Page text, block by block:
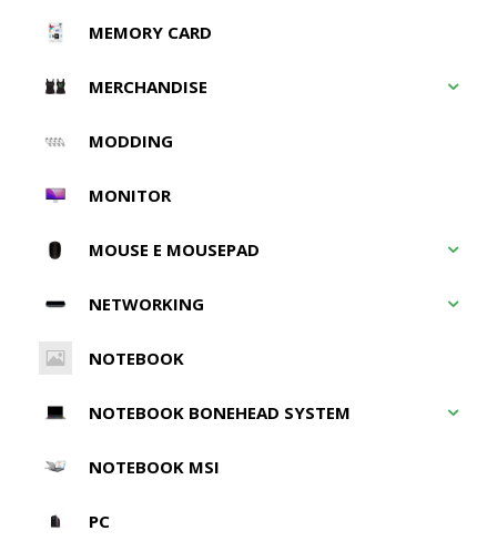
MEMORY CARD
MERCHANDISE
MODDING
MONITOR
MOUSE E MOUSEPAD
NETWORKING
NOTEBOOK
NOTEBOOK BONEHEAD SYSTEM
NOTEBOOK MSI
PC